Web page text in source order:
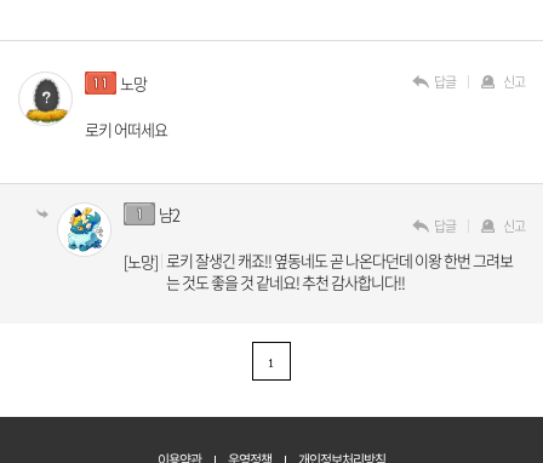
노망
로키 어떠세요
답글 신고
냠2
[노망] 로키 잘생긴 캐죠!! 옆동네도 곧 나온다던데 이왕 한번 그려보
는 것도 좋을 것 같네요! 추천 감사합니다!!
답글 신고
1